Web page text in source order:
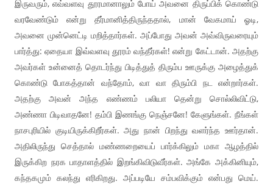
இருவரும், எவ்வளவு தூரமானாலும் போய் அவனை திருப்பிக் கொண்டு
வரவேண்டும் என்று தீர்மானித்திருந்ததால், மான் வேகமாய் ஓடி,
அவனை முன்னெட்டி மறித்தார்கள். அப்போது அவன் அவ்விருவரையும்
பார்த்து: ஏதையா இவ்வளவு தூரம் வந்தீர்கள்! என்று கேட்டான். அதற்கு
அவர்கள் உன்னைத் தொடர்ந்து பிடித்துத் திரும்ப ஊருக்கு அழைத்துக்
கொண்டு போகத்தான் வந்தோம், வா வா திரும்பி நட என்றார்கள்.
அதற்கு அவன் அந்த எண்ணம் பலியா தென்று சொல்லிவிட்டு,
அண்ணா பிடிவாதனே! தம்பி இணங்கு நெஞ்சனே! கேளுங்கள். நீங்கள்
நாசபுரியில் குடியிருக்கிறீர்கள். அது நான் பிறந்து வளர்ந்த ஊர்தான்.
அதிலிருந்து செத்தால் மண்ணறையைப் பார்க்கிலும் மகா ஆழத்தில்
இருக்கிற நரக பாதாளத்தில் இறங்கிவிடுவீர்கள். அங்கே அக்கினியும்,
கந்தகமும் கலந்து எரிகிறது. அப்படியே சம்பவிக்கும் என்பது மெய்.